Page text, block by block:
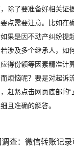
除了要准备好相关证
点需要注意。比如在
果是因不动产纠纷提
涉及多个继承人，如
得份额等因素精准计
烦恼呢？要是对起诉
赶紧点击网页底部的
且准确的解答。
查：微信转账记